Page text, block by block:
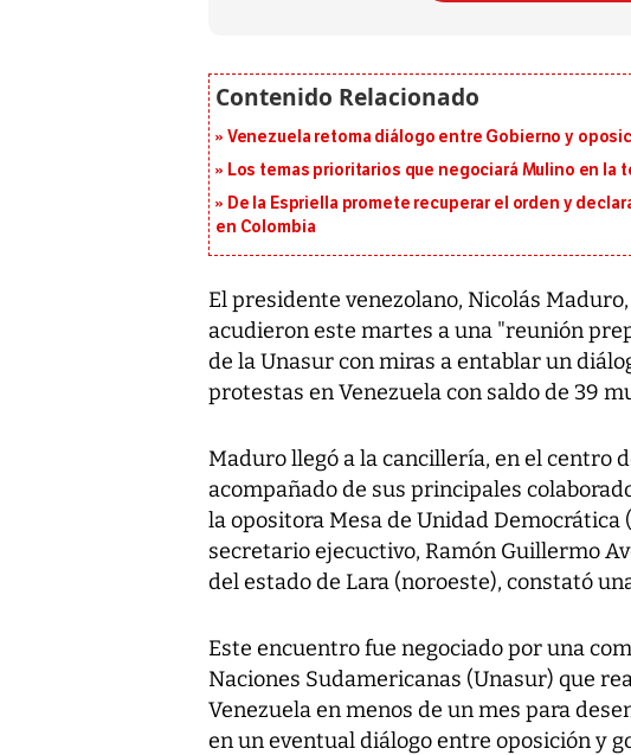
Venezuela retoma diálogo entre Gobierno y
Los temas prioritarios que negociará Mulino en la
De la Espriella promete recuperar el orden y
en Colombia
El presidente venezolano, Nicolás
acudieron este martes a una "reunión
de la Unasur con miras a entablar un
protestas en Venezuela con saldo de 39
Maduro llegó a la cancillería, en el centro
acompañado de sus principales
la opositora Mesa de Unidad Democrática
secretario ejecuctivo, Ramón Guillermo
del estado de Lara (noroeste), constató
Este encuentro fue negociado por una
Naciones Sudamericanas (Unasur) que
Venezuela en menos de un mes para
en un eventual diálogo entre oposición y